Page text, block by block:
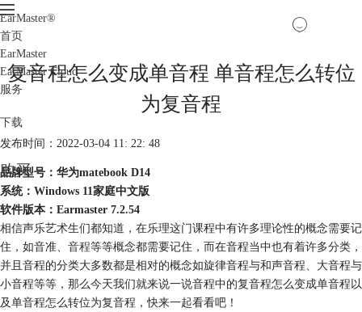
EarMaster®
首页
EarMaster
EarMaster Cloud
服务
下载
购买
复音程怎么变成单音程 单音程怎么转位
为复音程
发布时间：2022-03-04 11: 22: 48
品牌型号：华为matebook D14
系统：Windows 11家庭中文版
软件版本：Earmaster 7.2.54
相信声乐艺术生们都知道，在乐理这门课程中有许多理论性的概念需要记
住，如音准、 音程等等概念都需要记住，而在音程当中也有着许多分类，
并且音程的分类大多数都是相对的概念如旋律音程与和声音程、大音程与
小音程等等，那么今天我们就来说一说音程中的复音程怎么变成单音程以
及单音程怎么转位为复音程，快来一起看看吧！